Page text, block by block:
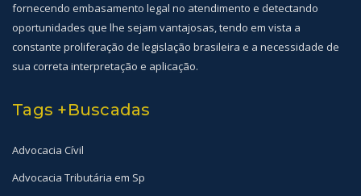
fornecendo embasamento legal no atendimento e detectando
oportunidades que lhe sejam vantajosas, tendo em vista a
constante proliferação de legislação brasileira e a necessidade de
sua correta interpretação e aplicação.
Tags +Buscadas
Advocacia Cívil
Advocacia Tributária em Sp